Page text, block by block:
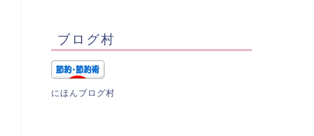
ブログ村
にほんブログ村